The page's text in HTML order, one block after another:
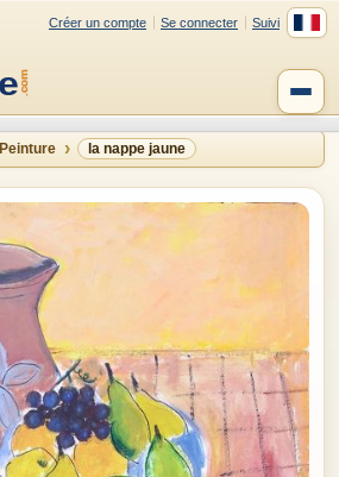
Créer un compte Se connecter Suivi
Peinture la nappe jaune